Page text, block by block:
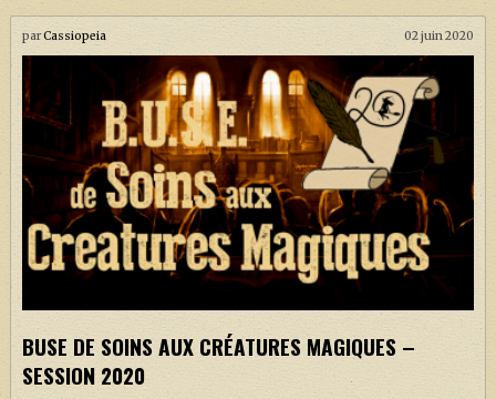
parCassiopeia 02 juin 2020
BUSE DE SOINS AUX CRÉATURES MAGIQUES –
SESSION 2020